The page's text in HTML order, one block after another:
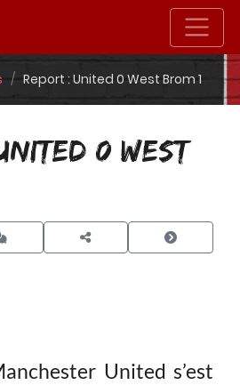
Report : United 0 West Brom 1
0 WEST
United s’est